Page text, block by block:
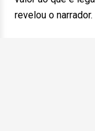
revelou o narrador.